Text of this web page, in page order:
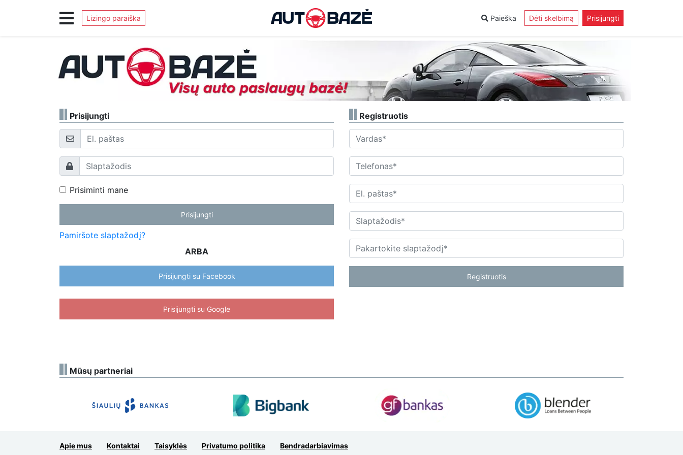
Lizingo paraiška Paieška Dėti skelbimą Prisijungti
Prisijungti
El. paštas
Slaptažodis
Prisiminti mane
Prisijungti
Pamiršote slaptažodį?
ARBA
Prisijungti su Facebook
Prisijungti su Google
Registruotis
Vardas
Telefonas
El. paštas
Slaptažodis
Pakartokite slaptažodį
Registruotis
Mūsų partneriai
Apie mus Kontaktai Taisyklės Privatumo politika Bendradarbiavimas